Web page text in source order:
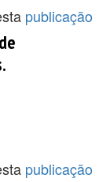
publicação
publicação